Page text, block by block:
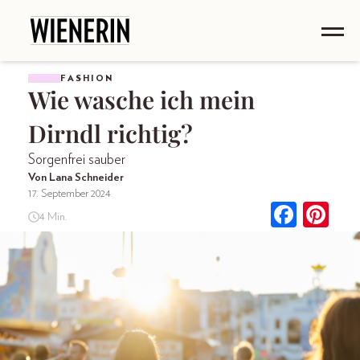
FASHION
Wie wasche ich mein
Dirndl richtig?
Sorgenfrei sauber
Von Lana Schneider
17. September 2024
4 Min.